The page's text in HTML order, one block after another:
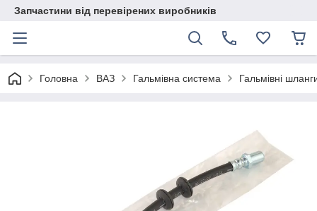
Запчастини від перевірених виробників
Головна ВАЗ Гальмівна система Гальмівні